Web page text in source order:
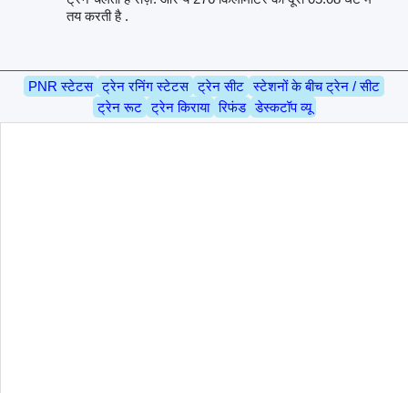
तय करती है .
PNR स्टेटस ट्रेन रनिंग स्टेटस ट्रेन सीट स्टेशनों के बीच ट्रेन / सीट
ट्रेन रूट ट्रेन किराया रिफंड डेस्कटॉप व्यू